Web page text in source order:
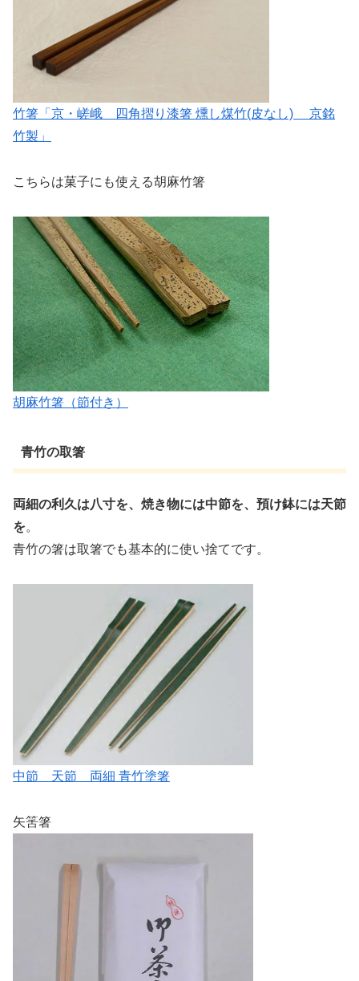
竹箸「京・嵯峨 四角摺り漆箸 燻し煤竹(皮なし) 京銘
竹製」
こちらは菓子にも使える胡麻竹箸
胡麻竹箸（節付き）
青竹の取箸
両細の利久は八寸を、焼き物には中節を、預け鉢には天節
を。
青竹の箸は取箸でも基本的に使い捨てです。
中節 天節 両細 青竹塗箸
矢筈箸